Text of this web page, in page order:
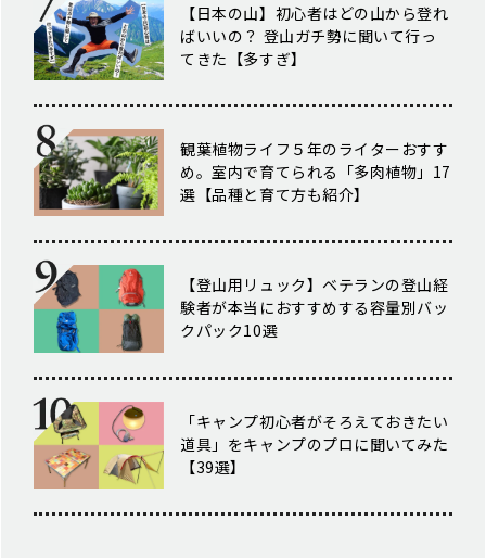
【日本の山】初心者はどの山から登れ
ばいいの？ 登山ガチ勢に聞いて行っ
てきた【多すぎ】
観葉植物ライフ５年のライターおすす
め。室内で育てられる「多肉植物」17
選【品種と育て方も紹介】
【登山用リュック】ベテランの登山経
験者が本当におすすめする容量別バッ
クパック10選
「キャンプ初心者がそろえておきたい
道具」をキャンプのプロに聞いてみた
【39選】